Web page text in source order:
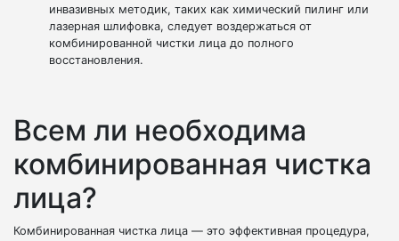
инвазивных методик, таких как химический пилинг или
лазерная шлифовка, следует воздержаться от
комбинированной чистки лица до полного
восстановления.
Всем ли необходима
комбинированная чистка
лица?
Комбинированная чистка лица — это эффективная процедура,